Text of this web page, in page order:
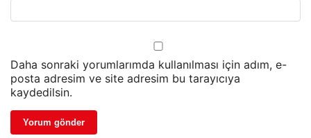
Daha sonraki yorumlarımda kullanılması için adım, e-
posta adresim ve site adresim bu tarayıcıya
kaydedilsin.